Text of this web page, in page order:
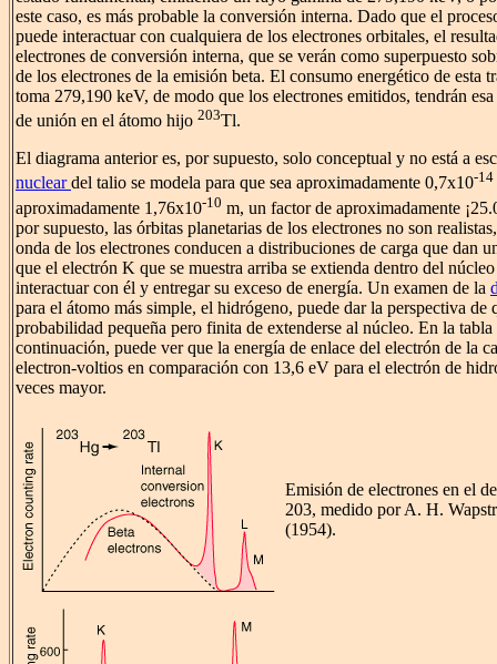
este caso, es más probable la conversión interna. Dado que el
puede interactuar con cualquiera de los electrones orbitales, el
electrones de conversión interna, que se verán como superpuesto
de los electrones de la emisión beta. El consumo energético de esta
toma 279,190 keV, de modo que los electrones emitidos, tendrán
de unión en el átomo hijo 203Tl.
El diagrama anterior es, por supuesto, solo conceptual y no está a
nucleardel talio se modela para que sea aproximadamente 0,7x10-14
aproximadamente 1,76x10-10 m, un factor de aproximadamente
por supuesto, las órbitas planetarias de los electrones no son
onda de los electrones conducen a distribuciones de carga que dan
que el electrón K que se muestra arriba se extienda dentro del
interactuar con él y entregar su exceso de energía. Un examen de la
para el átomo más simple, el hidrógeno, puede dar la perspectiva de
probabilidad pequeña pero finita de extenderse al núcleo. En la tabla
continuación, puede ver que la energía de enlace del electrón de la
electron-voltios en comparación con 13,6 eV para el electrón de
veces mayor.
Emisión de electrones en el
203, medido por A. H.
(1954).